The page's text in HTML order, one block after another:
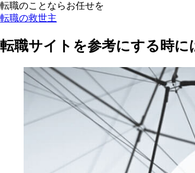
転職のことならお任せを
転職の救世主
転職サイトを参考にする時に